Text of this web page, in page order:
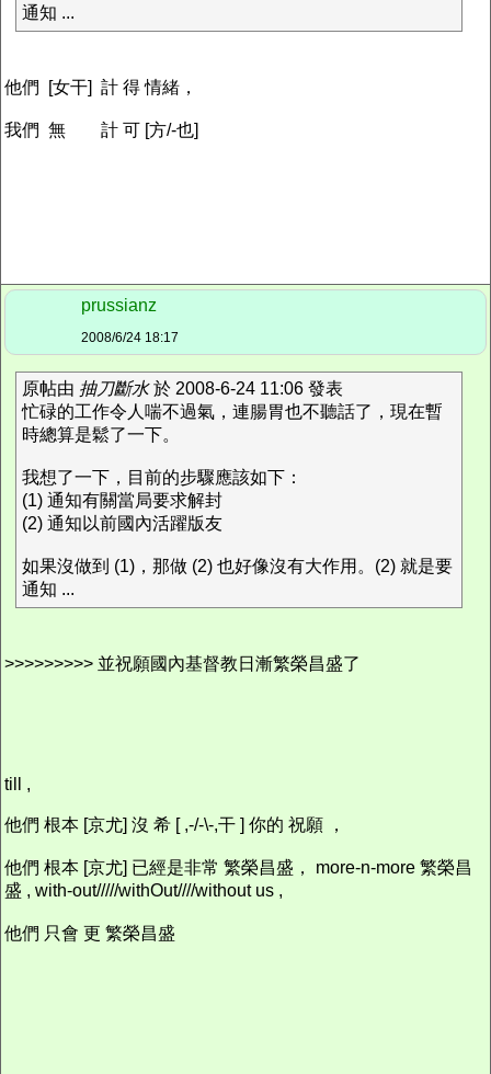
通知 ...
他們 [女干] 計 得 情緒，
我們 無 計 可 [方/-也]
prussianz
2008/6/24 18:17
原帖由 抽刀斷水於 2008-6-24 11:06 發表
忙碌的工作令人喘不過氣，連腸胃也不聽話了，現在暫
時總算是鬆了一下。
我想了一下，目前的步驟應該如下：
(1) 通知有關當局要求解封
(2) 通知以前國內活躍版友
如果沒做到 (1)，那做 (2) 也好像沒有大作用。(2) 就是要
通知 ...
>>>>>>>>> 並祝願國內基督教日漸繁榮昌盛了
till ,
他們 根本 [京尤] 沒 希 [ ,-/-\-,干 ] 你的 祝願 ，
他們 根本 [京尤] 已經是非常 繁榮昌盛， more-n-more 繁榮昌
盛 , with-out/////withOut////without us ,
他們 只會 更 繁榮昌盛